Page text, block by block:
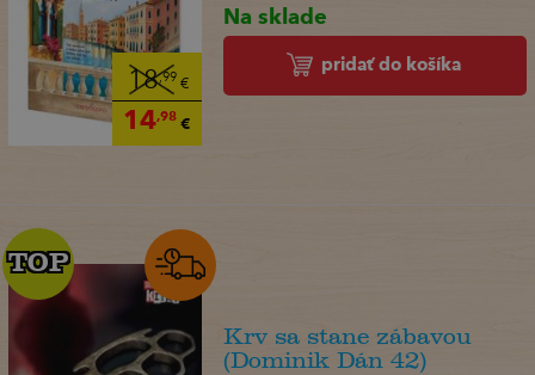
18,99 €
14,98€
Na sklade
pridať do košíka
TOP
TOP
Krv sa stane zábavou
(Dominik Dán 42)